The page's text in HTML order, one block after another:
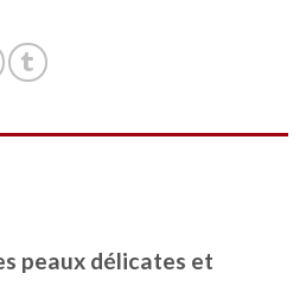
peaux délicates et